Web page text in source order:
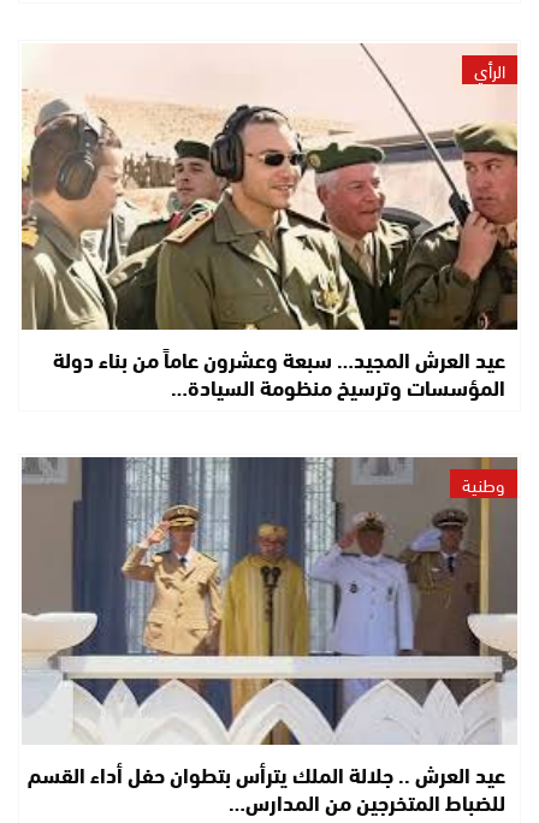
الرأي
عيد العرش المجيد… سبعة وعشرون عاماً من بناء دولة
المؤسسات وترسيخ منظومة السيادة…
وطنية
عيد العرش .. جلالة الملك يترأس بتطوان حفل أداء القسم
للضباط المتخرجين من المدارس…